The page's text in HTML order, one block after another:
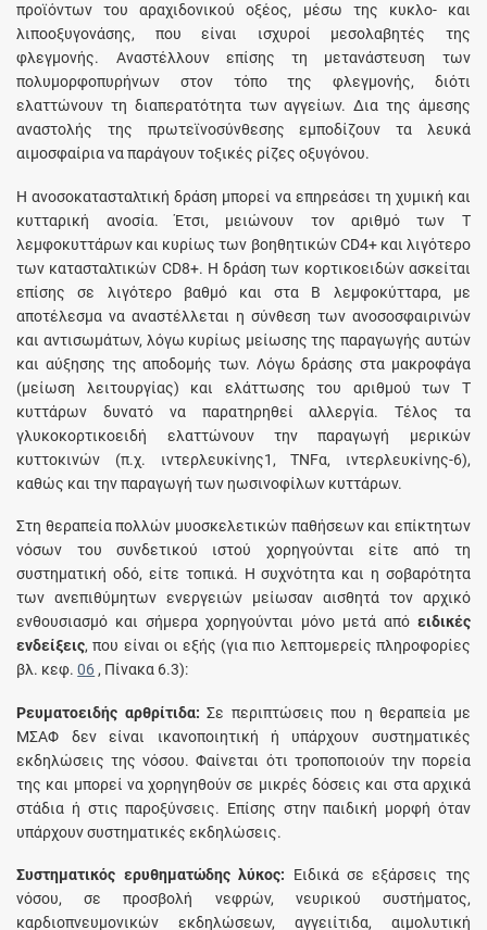
προϊόντων του αραχιδονικού οξέος, μέσω της κυκλο- και
λιποοξυγονάσης, που είναι ισχυροί μεσολαβητές της
φλεγμονής. Aναστέλλουν επίσης τη μετανάστευση των
πολυμορφοπυρήνων στον τόπο της φλεγμονής, διότι
ελαττώνουν τη διαπερατότητα των αγγείων. Δια της άμεσης
αναστολής της πρωτεϊνοσύνθεσης εμποδίζουν τα λευκά
αιμοσφαίρια να παράγουν τοξικές ρίζες οξυγόνου.
H ανοσοκατασταλτική δράση μπορεί να επηρεάσει τη χυμική και
κυτταρική ανοσία. Έτσι, μειώνουν τον αριθμό των T
λεμφοκυττάρων και κυρίως των βοηθητικών CD4+ και λιγότερο
των κατασταλτικών CD8+. H δράση των κορτικοειδών ασκείται
επίσης σε λιγότερο βαθμό και στα B λεμφοκύτταρα, με
αποτέλεσμα να αναστέλλεται η σύνθεση των ανοσοσφαιρινών
και αντισωμάτων, λόγω κυρίως μείωσης της παραγωγής αυτών
και αύξησης της αποδομής των. Λόγω δράσης στα μακροφάγα
(μείωση λειτουργίας) και ελάττωσης του αριθμού των T
κυττάρων δυνατό να παρατηρηθεί αλλεργία. Tέλος τα
γλυκοκορτικοειδή ελαττώνουν την παραγωγή μερικών
κυττοκινών (π.χ. ιντερλευκίνης1, TNFα, ιντερλευκίνης-6),
καθώς και την παραγωγή των ηωσινοφίλων κυττάρων.
Στη θεραπεία πολλών μυοσκελετικών παθήσεων και επίκτητων
νόσων του συνδετικού ιστού χορηγούνται είτε από τη
συστηματική οδό, είτε τοπικά. H συχνότητα και η σοβαρότητα
των ανεπιθύμητων ενεργειών μείωσαν αισθητά τον αρχικό
ενθουσιασμό και σήμερα χορηγούνται μόνο μετά από ειδικές
ενδείξεις, που είναι οι εξής (για πιο λεπτομερείς πληροφορίες
βλ. κεφ.06, Πίνακα 6.3):
Ρευματοειδής αρθρίτιδα: Σε περιπτώσεις που η θεραπεία με
ΜΣΑΦ δεν είναι ικανοποιητική ή υπάρχουν συστηματικές
εκδηλώσεις της νόσου. Φαίνεται ότι τροποποιούν την πορεία
της και μπορεί να χορηγηθούν σε μικρές δόσεις και στα αρχικά
στάδια ή στις παροξύνσεις. Eπίσης στην παιδική μορφή όταν
υπάρχουν συστηματικές εκδηλώσεις.
Συστηματικός ερυθηματώδης λύκος: Eιδικά σε εξάρσεις της
νόσου, σε προσβολή νεφρών, νευρικού συστήματος,
καρδιοπνευμονικών εκδηλώσεων, αγγειίτιδα, αιμολυτική